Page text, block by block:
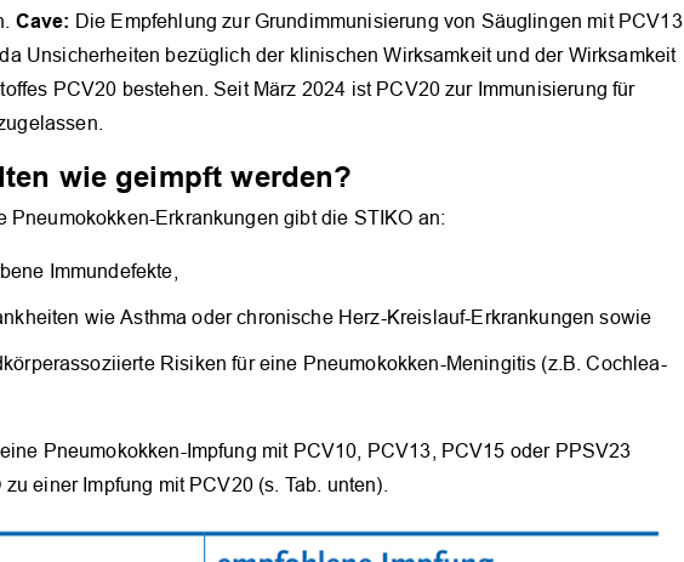
Cave: Die Empfehlung zur Grundimmunisierung von Säuglingen mit PCV13
Unsicherheiten bezüglich der klinischen Wirksamkeit und der Wirksamkeit
PCV20 bestehen. Seit März 2024 ist PCV20 zur Immunisierung für
wie geimpft werden?
Pneumokokken-Erkrankungen gibt die STIKO an:
Immundefekte,
wie Asthma oder chronische Herz-Kreislauf-Erkrankungen sowie
Risiken für eine Pneumokokken-Meningitis (z.B. Cochlea-
Pneumokokken-Impfung mit PCV10, PCV13, PCV15 oder PPSV23
einer Impfung mit PCV20 (s. Tab. unten).